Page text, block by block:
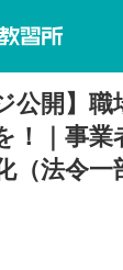
公開】
！｜事業
（法令一